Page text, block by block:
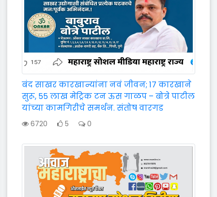
बंद साखर कारखान्यांना नवं जीवन; 17 कारखाने
सुरू, 55 लाख मेट्रिक टन ऊस गाळप – बोत्रे पाटील
यांच्या कामगिरीचे समर्थन. संतोष वारगड
6720 5 0